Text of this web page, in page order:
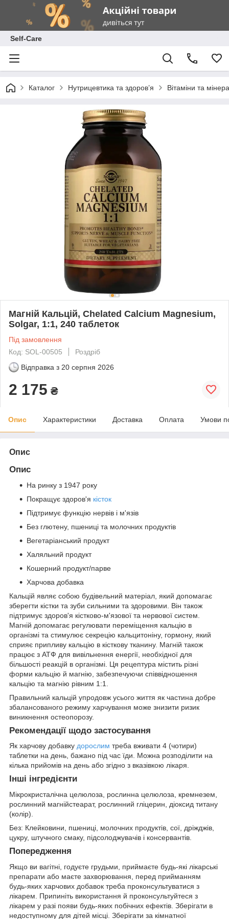
Self-Care
Каталог Нутрицевтика та здоров’я Вітаміни та
Магній Кальцій, Chelated Calcium Magnesium,
Solgar, 1:1, 240 таблеток
Під замовлення
Код: SOL-00505
Роздріб
Відправка з 20 серпня 2026
2 175 ₴
Опис Характеристики Доставка Оплата Умови
Опис
Опис
На ринку з 1947 року
Покращує здоров'я кісток
Підтримує функцію нервів і м'язів
Без глютену, пшениці та молочних продуктів
Вегетаріанський продукт
Халяльний продукт
Кошерний продукт/парве
Харчова добавка
Кальцій являє собою будівельний матеріал, який допомагає
зберегти кістки та зуби сильними та здоровими. Він також
підтримує здоров'я кістково-м'язової та нервової систем.
Магній допомагає регулювати переміщення кальцію в
організмі та стимулює секрецію кальцитоніну, гормону, який
сприяє припливу кальцію в кісткову тканину. Магній також
працює з АТФ для вивільнення енергії, необхідної для
більшості реакцій в організмі. Ця рецептура містить різні
форми кальцію й магнію, забезпечуючи співвідношення
кальцію та магнію рівним 1:1.
Правильний кальцій упродовж усього життя як частина добре
збалансованого режиму харчування може знизити ризик
виникнення остеопорозу.
Рекомендації щодо застосування
Як харчову добавку дорослим треба вживати 4 (чотири)
таблетки на день, бажано під час їди. Можна розподілити на
кілька прийомів на день або згідно з вказівкою лікаря.
Інші інгредієнти
Мікрокристалічна целюлоза, рослинна целюлоза, кремнезем,
рослинний магнійстеарат, рослинний гліцерин, діоксид титану
(колір).
Без: Клейковини, пшениці, молочних продуктів, сої, дріжджів,
цукру, штучного смаку, підсолоджувачів і консервантів.
Попередження
Якщо ви вагітні, годуєте грудьми, приймаєте будь-які лікарські
препарати або маєте захворювання, перед прийманням
будь-яких харчових добавок треба проконсультуватися з
лікарем. Припиніть використання й проконсультуйтеся з
лікарем у разі появи будь-яких побічних ефектів. Зберігати в
недоступному для дітей місці. Зберігати за кімнатної